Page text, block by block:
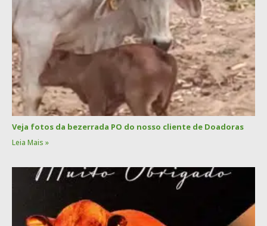
Veja fotos da bezerrada PO do nosso cliente de Doadoras
Leia Mais »